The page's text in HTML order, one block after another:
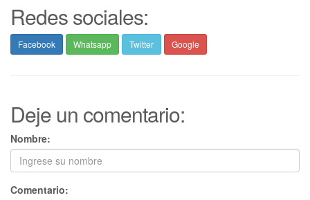
Redes sociales:
Facebook Whatsapp Twitter Google
Deje un comentario:
Nombre:
Comentario: